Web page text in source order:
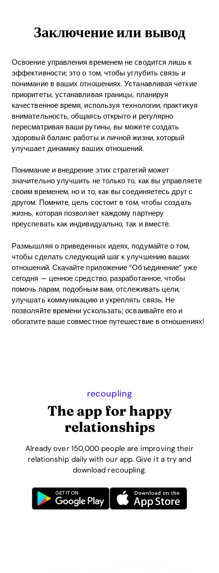
Заключение или вывод
Освоение управления временем не сводится лишь к
эффективности; это о том, чтобы углубить связь и
понимание в ваших отношениях. Устанавливая четкие
приоритеты, устанавливая границы, планируя
качественное время, используя технологии, практикуя
внимательность, общаясь открыто и регулярно
пересматривая ваши рутины, вы можете создать
здоровый баланс работы и личной жизни, который
улучшает динамику ваших отношений.
Понимание и внедрение этих стратегий может
значительно улучшить не только то, как вы управляете
своим временем, но и то, как вы соединяетесь друг с
другом. Помните, цель состоит в том, чтобы создать
жизнь, которая позволяет каждому партнеру
преуспевать как индивидуально, так и вместе.
Размышляя о приведенных идеях, подумайте о том,
чтобы сделать следующий шаг к улучшению ваших
отношений. Скачайте приложение “Объединение” уже
сегодня — ценное средство, разработанное, чтобы
помочь парам, подобным вам, отслеживать цели,
улучшать коммуникацию и укреплять связь. Не
позволяйте времени ускользать; осваивайте его и
обогатите ваше совместное путешествие в отношениях!
recoupling
The app for happy
relationships
Already over 150,000 people are improving their
relationship daily with our app. Give it a try and
download recoupling.